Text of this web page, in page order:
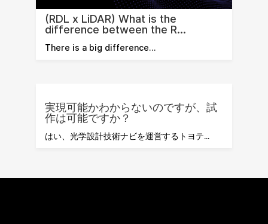
(RDL x LiDAR) What is the
difference between the R...
There is a big difference…
実現可能かわからないのですが、試
作は可能ですか？
はい、光学設計技術ナビを運営するトヨテ...